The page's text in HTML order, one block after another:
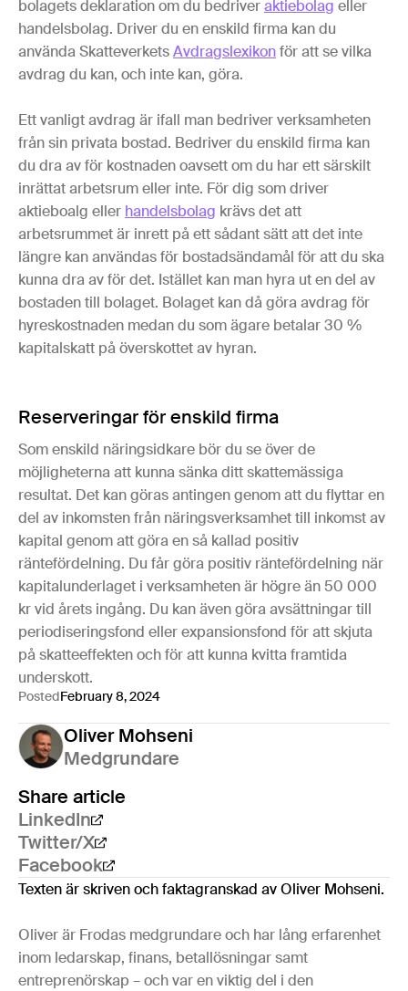
bolagets deklaration om du bedriveraktiebolag eller
handelsbolag. Driver du en enskild firma kan du
använda SkatteverketsAvdragslexikonför att se vilka
avdrag du kan, och inte kan, göra.
Ett vanligt avdrag är ifall man bedriver verksamheten
från sin privata bostad. Bedriver du enskild firma kan
du dra av för kostnaden oavsett om du har ett särskilt
inrättat arbetsrum eller inte. För dig som driver
aktieboalg eller handelsbolag krävs det att
arbetsrummet är inrett på ett sådant sätt att det inte
längre kan användas för bostadsändamål för att du ska
kunna dra av för det. Istället kan man hyra ut en del av
bostaden till bolaget. Bolaget kan då göra avdrag för
hyreskostnaden medan du som ägare betalar 30 %
kapitalskatt på överskottet av hyran.
Reserveringar för enskild firma
Som enskild näringsidkare bör du se över de
möjligheterna att kunna sänka ditt skattemässiga
resultat. Det kan göras antingen genom att du flyttar en
del av inkomsten från näringsverksamhet till inkomst av
kapital genom att göra en så kallad positiv
räntefördelning. Du får göra positiv räntefördelning när
kapitalunderlaget i verksamheten är högre än 50 000
kr vid årets ingång. Du kan även göra avsättningar till
periodiseringsfond eller expansionsfond för att skjuta
på skatteeffekten och för att kunna kvitta framtida
underskott.
PostedFebruary 8, 2024
Oliver Mohseni
Medgrundare
Share article
LinkedIn
Twitter/X
Facebook
Texten är skriven och faktagranskad av Oliver Mohseni.
Oliver är Frodas medgrundare och har lång erfarenhet
inom ledarskap, finans, betallösningar samt
entreprenörskap – och var en viktig del i den